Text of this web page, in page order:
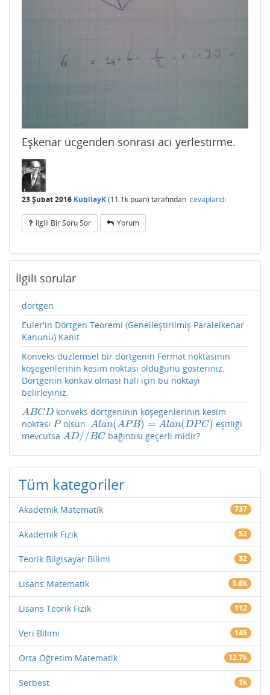
Eşkenar ücgenden sonrasi aci yerlestirme.
23 Şubat 2016 KubilayK(11.1k puan) tarafından cevaplandı
Ilgili Bir Soru Sor Yorum
İlgili sorular
dortgen
Euler'in Dörtgen Teoremi (Genelleştirilmiş Paralelkenar
Kanunu) Kanıt
Konveks düzlemsel bir dörtgenin Fermat noktasının
köşegenlerinin kesim noktası olduğunu gösteriniz.
Dörtgenin konkav olması hali için bu noktayı
belirleyiniz.
ABCD
ABCD
konveks dörtgeninin köşegenlerinin kesim
noktası P
P olsun. Alan(APB) = Alan(DPC)
Alan(APB)=Ala n(DPC)
eşitliği
mevcutsa AD//BC
AD//B C bağıntısı geçerli midir?
Tüm kategoriler
Akademik Matematik 737
Akademik Fizik 52
Teorik Bilgisayar Bilimi 32
Lisans Matematik 5.6k
Lisans Teorik Fizik 112
Veri Bilimi 145
Orta Öğretim Matematik 12.7k
Serbest 1k